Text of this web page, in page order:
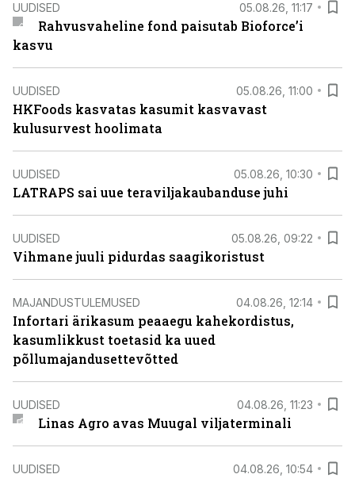
UUDISED 05.08.26, 11:17
Rahvusvaheline fond paisutab Bioforce’i
kasvu
UUDISED 05.08.26, 11:00
HKFoods kasvatas kasumit kasvavast
kulusurvest hoolimata
UUDISED 05.08.26, 10:30
LATRAPS sai uue teraviljakaubanduse juhi
UUDISED 05.08.26, 09:22
Vihmane juuli pidurdas saagikoristust
MAJANDUSTULEMUSED 04.08.26, 12:14
Infortari ärikasum peaaegu kahekordistus,
kasumlikkust toetasid ka uued
põllumajandusettevõtted
UUDISED 04.08.26, 11:23
Linas Agro avas Muugal viljaterminali
UUDISED 04.08.26, 10:54